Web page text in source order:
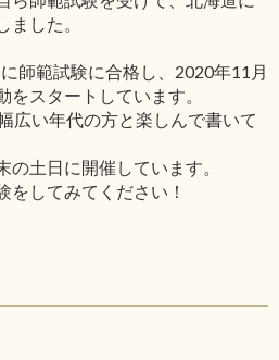
ました。
師範試験に合格し、2020年11月
スタートしています。
広い年代の方と楽しんで書いて
土日に開催しています。
をしてみてください！